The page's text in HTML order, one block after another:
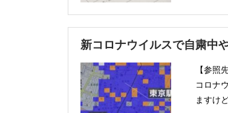
新コロナウイルスで自粛中
【参照
コロナ
ますけ